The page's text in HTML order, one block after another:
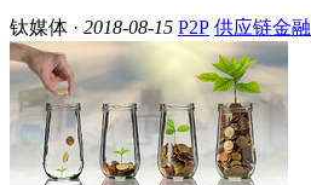
钛媒体 · 2018-08-15 P2P 供应链金融